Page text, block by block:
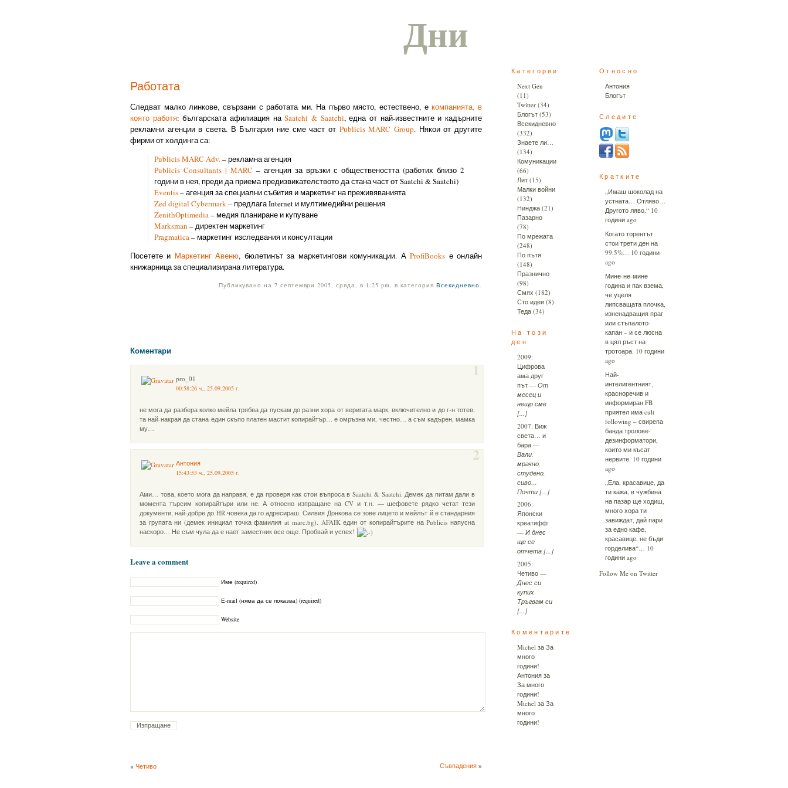
Дни
Работата
Следват малко линкове, свързани с работата ми. На първо място, естествено, екомпанията, в
която работя: българската афилиация наSaatchi & Saatchi, една от най-известните и кадърните
рекламни агенции в света. В България ние сме част от Publicis MARC Group. Някои от другите
фирми от холдинга са:
Publicis MARC Adv.– рекламна агенция
Publicis Consultants | MARC – агенция за връзки с обществеността (работих близо 2
години в нея, преди да приема предизвикателството да стана част от Saatchi & Saatchi)
Eventis– агенция за специални събития и маркетинг на преживяванията
Zed digital Cybermark– предлага Internet и мултимедийни решения
ZenithOptimedia– медия планиране и купуване
Marksman – директен маркетинг
Pragmatica– маркетинг изследвания и консултации
Посетете и Маркетинг Авеню, бюлетинът за маркетингови комуникации. АProfiBooks е онлайн
книжарница за специализирана литература.
Публикувано на 7 септември 2005, сряда, в 1:25 pm, в категорияВсекидневно.
Коментари
pro_01
00:58:26 ч., 25.09.2005 г.
1
не мога да разбера колко мейла трябва да пускам до разни хора от веригата марк, включително и до г-н тотев,
та най-накрая да стана един скъпо платен мастит копирайтър… е омръзна ми, честно… а съм кадърен, мамка
му…
Антония
15:43:53 ч., 25.09.2005 г.
2
Ами… това, което мога да направя, е да проверя как стои въпроса в Saatchi & Saatchi. Демек да питам дали в
момента търсим копирайтъри или не. А относно изпращане на CV и т.н. — шефовете рядко четат тези
документи, най-добре до HR човека да го адресираш. Силвия Донкова се зове лицето и мейлът й е стандарния
за групата ни (демек инициал точка фамилия at marc.bg). AFAIK един от копирайтърите на Publicis напусна
наскоро… Не съм чула да е нает заместник все още. Пробвай и успех!
Leave a comment
Име (required)
Е-mail (няма да се показва) (required)
Website
« Четиво Съвпадения »
Категории
Next Gen
(11)
Twitter (34)
Блогът (53)
Всекидневно
(332)
Знаете ли…
(134)
Комуникации
(66)
Лит (15)
Малки войни
(132)
Нинджа (21)
Пазарно
(78)
По мрежата
(248)
По пътя
(148)
Празнично
(98)
Смях (182)
Сто идеи (8)
Теда (34)
На този
ден
2009:
Цифрова
ама друг
път — От
месец и
нещо сме
[...]
2007: Виж
света… и
бара —
Вали,
мрачно,
студено,
сиво…
Почти [...]
2006:
Японски
креатифф
— И днес
ще се
отчета [...]
2005:
Четиво —
Днес си
купих
Тръгвам си
[...]
Коментарите
Michel за За
много
години!
Антония за
За много
години!
Michel за За
много
години!
Относно
Антония
Блогът
Следите
Кратките
„Имаш шоколад на
устната… Отляво…
Другото ляво.“ 10
години ago
Когато торентът
стои трети ден на
99.5%… 10 години
ago
Мине-не-мине
година и пак взема,
че уцеля
липсващата плочка,
изненадващия праг
или стъпалото-
капан – и се люсна
в цял ръст на
тротоара. 10 години
ago
Най-
интелигентният,
красноречив и
информиран FB
приятел има cult
following – свирепа
банда тролове-
дезинформатори,
които ми късат
нервите. 10 години
ago
„Ела, красавице, да
ти кажа, в чужбина
на пазар ще ходиш,
много хора ти
завиждат, дай пари
за едно кафе,
красавице, не бъди
горделива“… 10
години ago
Follow Me on Twitter